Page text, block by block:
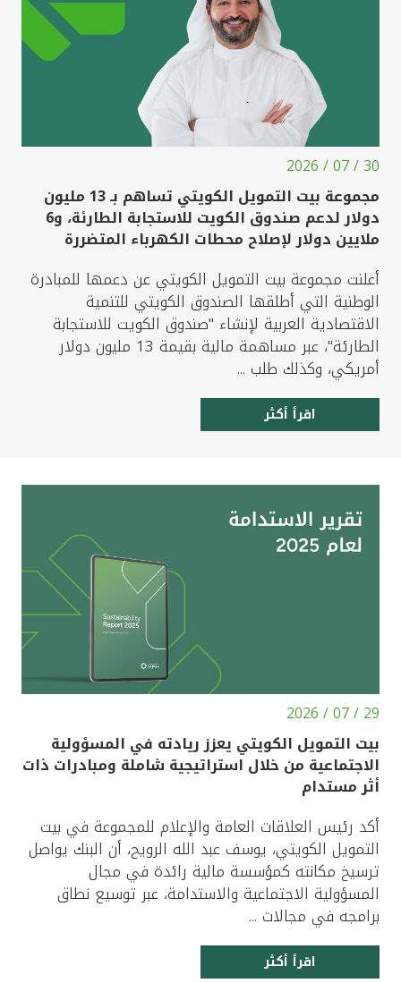
30 / 07 / 2026
مجموعة بيت التمويل الكويتي تساهم بـ 13 مليون
دولار لدعم صندوق الكويت للاستجابة الطارئة، و6
ملايين دولار لإصلاح محطات الكهرباء المتضررة
أعلنت مجموعة بيت التمويل الكويتي عن دعمها للمبادرة
الوطنية التي أطلقها الصندوق الكويتي للتنمية
الاقتصادية العربية لإنشاء "صندوق الكويت للاستجابة
الطارئة"، عبر مساهمة مالية بقيمة 13 مليون دولار
أمريكي، وكذلك طلب ...
اقرأ أكثر
29 / 07 / 2026
بيت التمويل الكويتي يعزز ريادته في المسؤولية
الاجتماعية من خلال استراتيجية شاملة ومبادرات ذات
أثر مستدام
أكد رئيس العلاقات العامة والإعلام للمجموعة في بيت
التمويل الكويتي، يوسف عبد الله الرويح، أن البنك يواصل
ترسيخ مكانته كمؤسسة مالية رائدة في مجال
المسؤولية الاجتماعية والاستدامة، عبر توسيع نطاق
برامجه في مجالات ...
اقرأ أكثر